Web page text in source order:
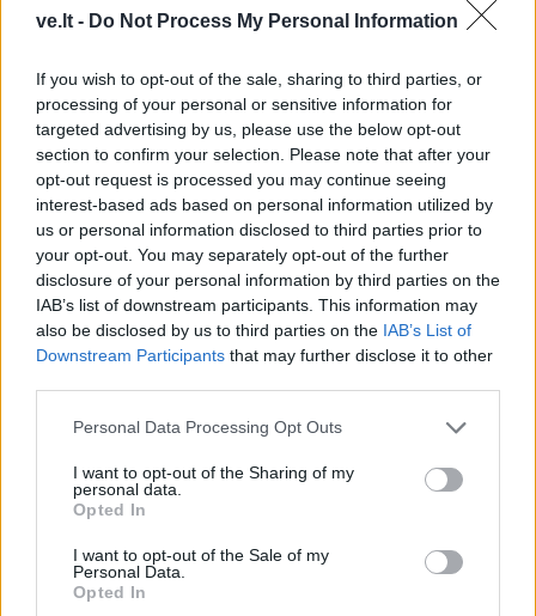
ve.lt - Do Not Process My Personal Information
If you wish to opt-out of the sale, sharing to third parties, or
processing of your personal or sensitive information for
targeted advertising by us, please use the below opt-out
section to confirm your selection. Please note that after your
opt-out request is processed you may continue seeing
interest-based ads based on personal information utilized by
us or personal information disclosed to third parties prior to
your opt-out. You may separately opt-out of the further
disclosure of your personal information by third parties on the
IAB’s list of downstream participants. This information may
also be disclosed by us to third parties on the IAB’s List of
Downstream Participants that may further disclose it to other
Personal Data Processing Opt Outs
I want to opt-out of the Sharing of my
personal data.
Opted In
I want to opt-out of the Sale of my
Personal Data.
Opted In
TAIP PAT SKAITYKITE
Klaipėdos rajonas
Uždrausta vaikščioti
jį remontuos
Klaipėdos rajonas
Už nišą kolumbariume -